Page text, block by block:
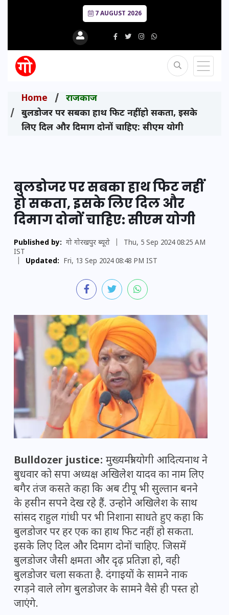
7 AUGUST 2026
Home
राजकाज
बुलडोजर पर सबका हाथ फिट नहीं हो सकता, इसके
लिए दिल और दिमाग दोनों चाहिए: सीएम योगी
बुलडोजर पर सबका हाथ फिट नहीं
हो सकता, इसके लिए दिल और
दिमाग दोनों चाहिए: सीएम योगी
Published by: गो गोरखपुर ब्यूरो
Thu, 5 Sep 2024 08:25 AM
IST
Updated: Fri, 13 Sep 2024 08:48 PM IST
Bulldozer justice: मुख्यमंत्री योगी आदित्यनाथ ने
बुधवार को सपा अध्यक्ष अखिलेश यादव का नाम लिए
बगैर तंज कसते कहा कि अब टीपू भी सुल्तान बनने
के हसीन सपने देख रहे हैं. उन्होने अखिलेश के साथ
सांसद राहुल गांधी पर भी निशाना साधते हुए कहा कि
बुलडोजर पर हर एक का हाथ फिट नहीं हो सकता.
इसके लिए दिल और दिमाग दोनों चाहिए. जिसमें
बुलडोजर जैसी क्षमता और दृढ़ प्रतिज्ञा हो, वही
बुलडोजर चला सकता है. दंगाइयों के सामने नाक
रगड़ने वाले लोग बुलडोजर के सामने वैसे ही पस्त हो
जाएंगे.